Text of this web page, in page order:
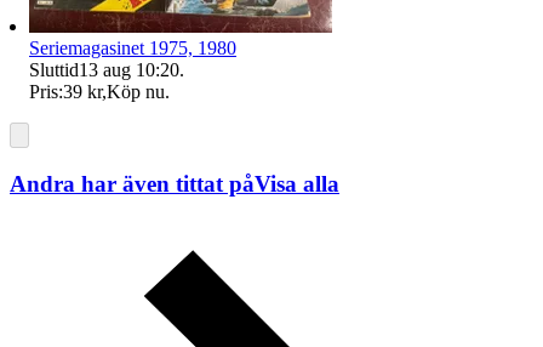
Seriemagasinet 1975, 1980
Sluttid13 aug 10:20.
Pris:39 kr,Köp nu.
Andra har även tittat påVisa alla